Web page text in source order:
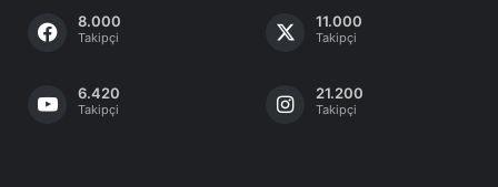
8.000
Takipçi
11.000
Takipçi
6.420
Takipçi
21.200
Takipçi